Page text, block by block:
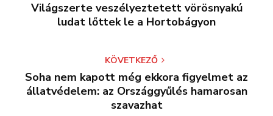
Világszerte veszélyeztetett vörösnyakú
ludat lőttek le a Hortobágyon
KÖVETKEZŐ
Soha nem kapott még ekkora figyelmet az
állatvédelem: az Országgyűlés hamarosan
szavazhat